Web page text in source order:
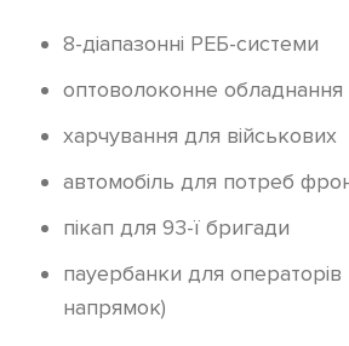
8-діапазонні РЕБ-системи
оптоволоконне обладнання
харчування для військових
автомобіль для потреб
пікап для 93-ї бригади
пауербанки для
напрямок)